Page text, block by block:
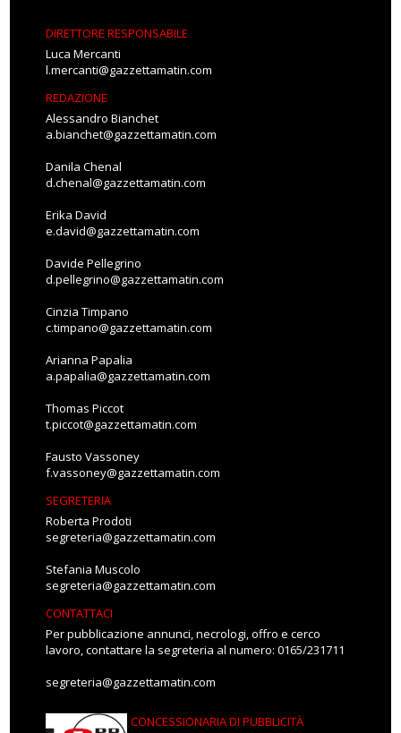
DIRETTORE RESPONSABILE
Luca Mercanti
l.mercanti@gazzettamatin.com
REDAZIONE
Alessandro Bianchet
a.bianchet@gazzettamatin.com
Danila Chenal
d.chenal@gazzettamatin.com
Erika David
e.david@gazzettamatin.com
Davide Pellegrino
d.pellegrino@gazzettamatin.com
Cinzia Timpano
c.timpano@gazzettamatin.com
Arianna Papalia
a.papalia@gazzettamatin.com
Thomas Piccot
t.piccot@gazzettamatin.com
Fausto Vassoney
f.vassoney@gazzettamatin.com
SEGRETERIA
Roberta Prodoti
segreteria@gazzettamatin.com
Stefania Muscolo
segreteria@gazzettamatin.com
CONTATTACI
Per pubblicazione annunci, necrologi, offro e cerco
lavoro, contattare la segreteria al numero: 0165/231711
segreteria@gazzettamatin.com
CONCESSIONARIA DI PUBBLICITÀ